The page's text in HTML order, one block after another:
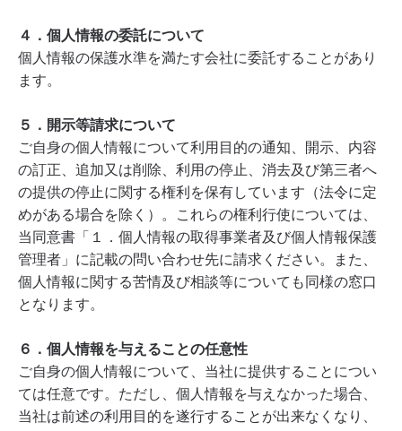
４．個人情報の委託について
個人情報の保護水準を満たす会社に委託することがあり
ます。
５．開示等請求について
ご自身の個人情報について利用目的の通知、開示、内容
の訂正、追加又は削除、利用の停止、消去及び第三者へ
の提供の停止に関する権利を保有しています（法令に定
めがある場合を除く）。これらの権利行使については、
当同意書「１．個人情報の取得事業者及び個人情報保護
管理者」に記載の問い合わせ先に請求ください。また、
個人情報に関する苦情及び相談等についても同様の窓口
となります。
６．個人情報を与えることの任意性
ご自身の個人情報について、当社に提供することについ
ては任意です。ただし、個人情報を与えなかった場合、
当社は前述の利用目的を遂行することが出来なくなり、